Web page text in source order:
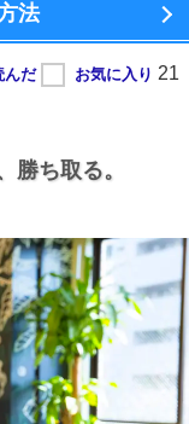
法
勝ち取る。